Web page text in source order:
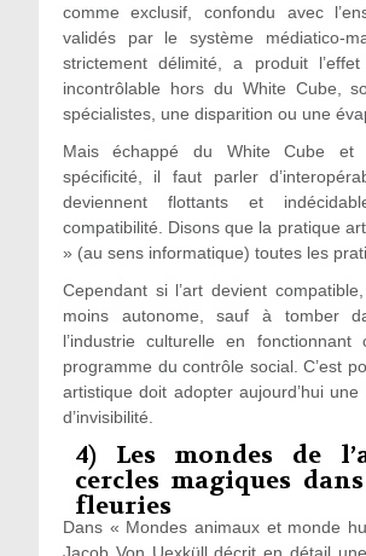
comme exclusif, confondu avec
validés par le système médiatico-
strictement délimité, a produit l’effet
incontrôlable hors du White Cube,
spécialistes, une disparition ou une
Mais échappé du White Cube
spécificité, il faut parler
deviennent flottants et
compatibilité. Disons que la pratique
» (au sens informatique) toutes les
Cependant si l’art devient
moins autonome, sauf à tomber
l’industrie culturelle en fonctionnant
programme du contrôle social. C’est
artistique doit adopter aujourd’hui
d’invisibilité.
4) Les mondes de
cercles magiques
fleuries
Dans « Mondes animaux et monde
Jacob Von Uexküll décrit en détail